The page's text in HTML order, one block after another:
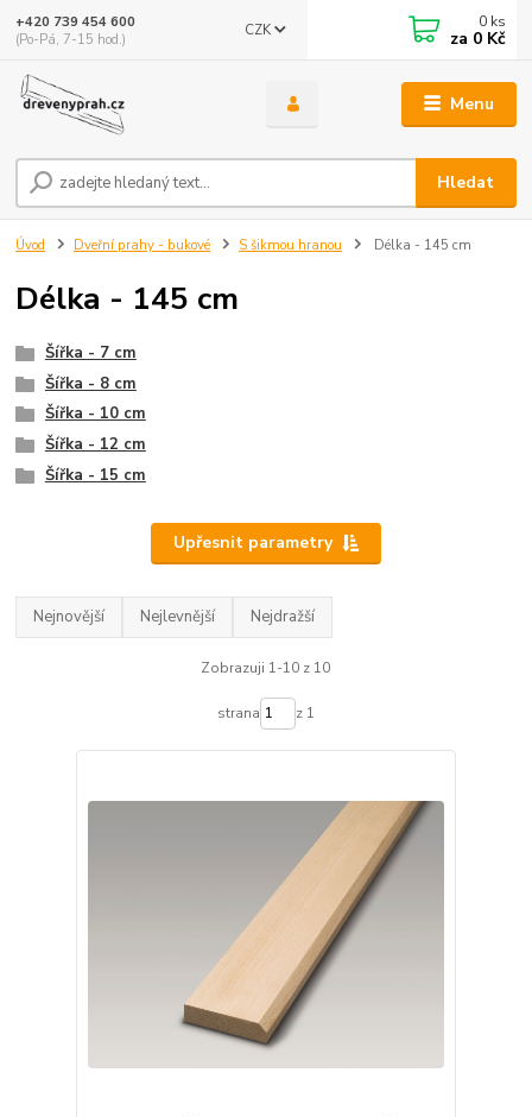
Menu
CZK
Hledat
+420 739 454 600
(Po-Pá, 7-15 hod.)
0 ks
za 0 Kč
Úvod Dveřní prahy - bukové S šikmou hranou Délka - 145 cm
Délka - 145 cm
Šířka - 7 cm
Šířka - 8 cm
Šířka - 10 cm
Šířka - 12 cm
Šířka - 15 cm
Upřesnit parametry
Nejnovější Nejlevnější Nejdražší
Zobrazuji 1-10 z 10
strana z 1